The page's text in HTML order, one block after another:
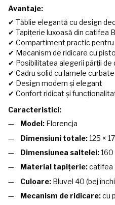
Avantaje:
✔ Tăblie elegantă cu design
✔ Tapițerie luxoasă din catifea
✔ Compartiment practic
✔ Mecanism de ridicare cu
✔ Posibilitatea alegerii părții
✔ Cadru solid cu lamele curbate
✔ Design modern și elegant
✔ Confort ridicat și
Caracteristici:
Model: Florencja
Dimensiuni totale:125 ×
Dimensiunea saltelei:160
Material tapițerie:catifea
Culoare: Bluvel 40 (bej
Mecanism de ridicare:cu